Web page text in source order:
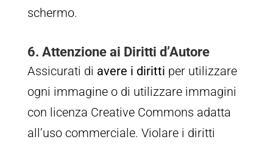
schermo.
6. Attenzione ai Diritti d’Autore
Assicurati di avere i diritti per utilizzare
ogni immagine o di utilizzare immagini
con licenza Creative Commons adatta
all’uso commerciale. Violare i diritti